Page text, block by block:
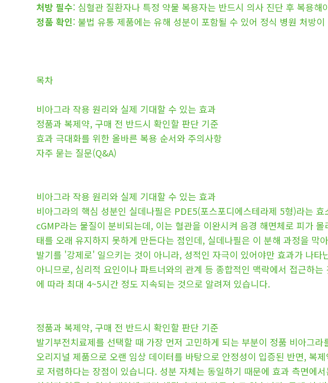
처방 필수: 심혈관 질환자나 특정 약물 복용자는 반드시 의사 진단 후 복용해
정품 확인: 불법 유통 제품에는 유해 성분이 포함될 수 있어 정식 병원 처방
목차
비아그라 작용 원리와 실제 기대할 수 있는 효과
정품과 복제약, 구매 전 반드시 확인할 판단 기준
효과 극대화를 위한 올바른 복용 순서와 주의사항
자주 묻는 질문(Q&A)
비아그라 작용 원리와 실제 기대할 수 있는 효과
비아그라의 핵심 성분인 실데나필은 PDE5(포스포디에스테라제 5형)라는
cGMP라는 물질이 분비되는데, 이는 혈관을 이완시켜 음경 해면체로 피가
태를 오래 유지하지 못하게 만든다는 점인데, 실데나필은 이 분해 과정을
발기를 '강제로' 일으키는 것이 아니라, 성적인 자극이 있어야만 효과가 나
아니므로, 심리적 요인이나 파트너와의 관계 등 종합적인 맥락에서 접근하
에 따라 최대 4~5시간 정도 지속되는 것으로 알려져 있습니다.
정품과 복제약, 구매 전 반드시 확인할 판단 기준
발기부전치료제를 선택할 때 가장 먼저 고민하게 되는 부분이 정품 비아그
오리지널 제품으로 오랜 임상 데이터를 바탕으로 안정성이 입증된 반면, 복
로 저렴하다는 장점이 있습니다. 성분 자체는 동일하기 때문에 효과 측면에